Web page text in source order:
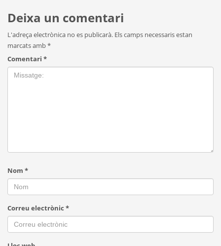
Deixa un comentari
L'adreça electrònica no es publicarà. Els camps necessaris estan
marcats amb*
Comentari *
Nom *
Correu electrònic *